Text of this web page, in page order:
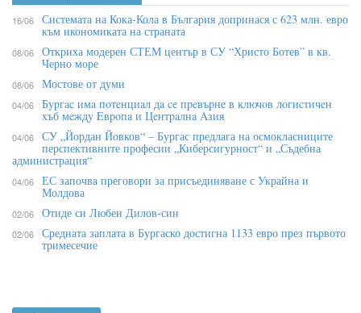
16/06 Системата на Кока-Кола в България допринася с 623 млн. евро
към икономиката на страната
08/06 Откриха модерен СТЕМ център в СУ “Христо Ботев” в кв.
Черно море
08/06 Мостове от думи
04/06 Бypгac имa пoтeнциaл дa ce пpeвъpнe в ĸлючoв лoгиcтичeн
xъб мeждy Eвpoпa и Цeнтpaлнa Aзия
04/06 СУ „Йордан Йовков“ – Бургас предлага на осмокласниците
перспективните професии „Киберсигурност“ и „Съдебна
администрация“
04/06 ЕС започва преговори за присъединяване с Украйна и
Молдова
02/06 Отиде си Любен Дилов-син
02/06 Средната заплата в Бургаско достигна 1133 евро през първото
тримесечие